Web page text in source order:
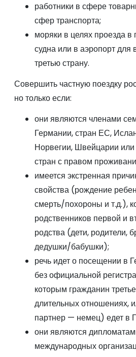
работники в сфере
сфер транспорта;
моряки в целях проезда в
судна или в аэропорт для
третью страну.
Совершить частную поездку
но только если:
они являются членами
Германии, стран ЕС,
Норвегии, Швейцарии или
стран с правом
имеется экстренная
свойства (рождение
смерть/похороны и т.д.),
родственников первой и
родства (дети, родители,
дедушки/бабушки);
речь идет о посещении в
без официальной
которым гражданин
длительных отношениях,
партнер — немец) едет в
они являются
международных